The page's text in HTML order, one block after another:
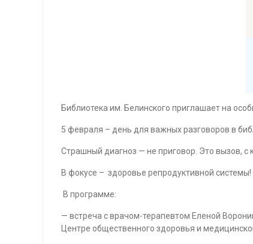
Библиотека им. Белинского приглашает на
5 февраля – день для важных разговоров в
Страшный диагноз — не приговор. Это вызов,
В фокусе – здоровье репродуктивной системы!
В программе:
— встреча с врачом-терапевтом Еленой
Центре общественного здоровья и